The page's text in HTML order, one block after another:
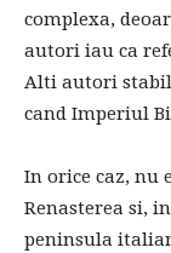
complexa,
autori iau ca
Alti autori
cand Imperiul
In orice caz, nu
Renasterea si,
peninsula